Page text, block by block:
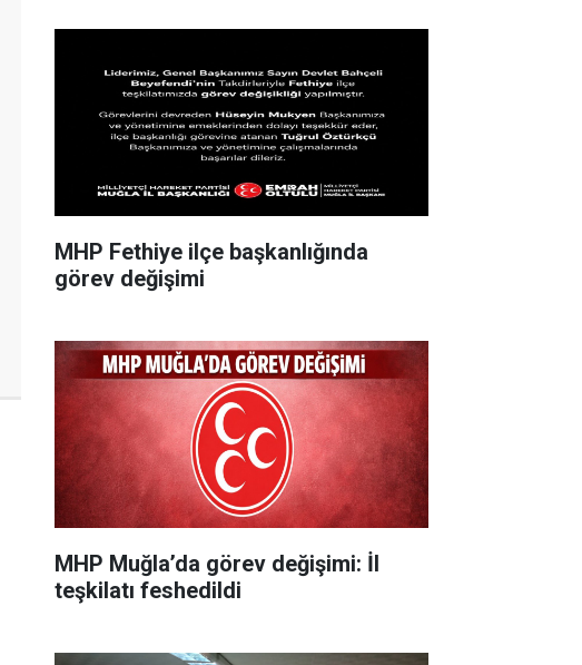
MHP Fethiye ilçe başkanlığında
görev değişimi
MHP Muğla’da görev değişimi: İl
teşkilatı feshedildi